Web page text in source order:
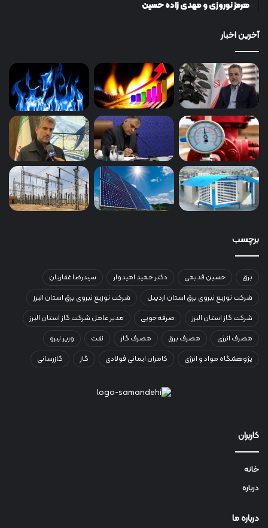
هرمز نوروزی و مهدی زاده حسین
آخرین اخبار
برچسب
برق حسین قدیمی دکتر حمید امیدوار
سیدرضا غفاریان
شرکت توزیع نیروی برق استان اردبیل
شرکت توزیع نیروی برق استان البرز
شرکت گاز استان البرز
صرفه‌جویی
مدیر عامل شرکت گاز استان البرز
مصرف انرژی
مصرف برق مصرف گاز نفت
وزیر نیرو
پژوهشگاه مواد و انرژی
کامران ایمانی فولادی گاز گازرسانی
کاربران
خانه
درباره
درباره ما